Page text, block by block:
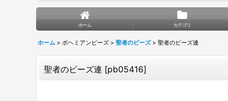
ホーム カテゴリ
ホーム > ボヘミアンビーズ > 聖者のビーズ > 聖者のビーズ連
聖者のビーズ連 [pb05416]